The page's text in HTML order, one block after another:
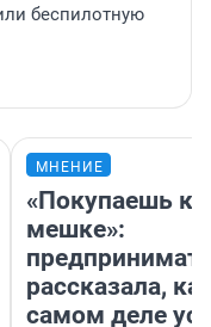
беспилотную
МНЕНИЕ
«Покупаешь
мешке»:
рассказала,
самом деле